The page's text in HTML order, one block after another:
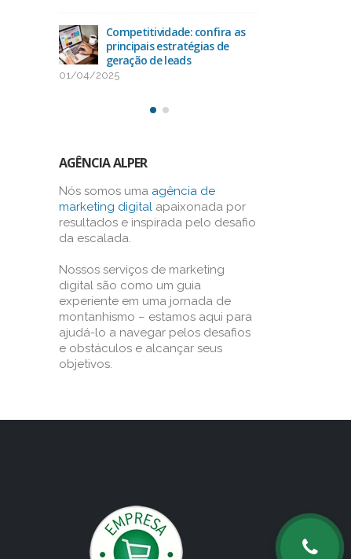
Competitividade: confira as
principais estratégias de
geração de leads
01/04/2025
AGÊNCIA ALPER
Nós somos uma agência de
marketing digital apaixonada por
resultados e inspirada pelo desafio
da escalada.
Nossos serviços de marketing
digital são como um guia
experiente em uma jornada de
montanhismo – estamos aqui para
ajudá-lo a navegar pelos desafios
e obstáculos e alcançar seus
objetivos.